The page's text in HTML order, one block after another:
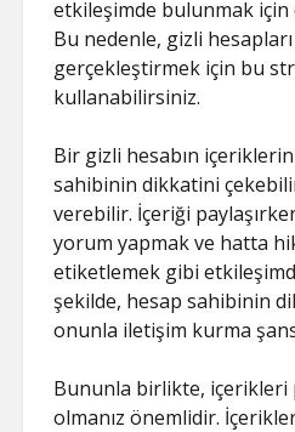
etkileşimde bulunmak
Bu nedenle, gizli hesapları
gerçekleştirmek için bu
kullanabilirsiniz.
Bir gizli hesabın
sahibinin dikkatini
verebilir. İçeriği
yorum yapmak ve hatta
etiketlemek gibi
şekilde, hesap sahibinin
onunla iletişim kurma
Bununla birlikte, içerikleri
olmanız önemlidir.